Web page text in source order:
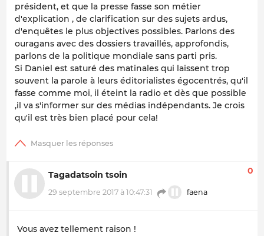
président, et que la presse fasse son métier
d'explication , de clarification sur des sujets ardus,
d'enquêtes le plus objectives possibles. Parlons des
ouragans avec des dossiers travaillés, approfondis,
parlons de la politique mondiale sans parti pris.
Si Daniel est saturé des matinales qui laissent trop
souvent la parole à leurs éditorialistes égocentrés, qu'il
fasse comme moi, il éteint la radio et dès que possible
,il va s'informer sur des médias indépendants. Je crois
qu'il est très bien placé pour cela!
Tagadatsoin tsoin
29 septembre 2017 à 10:47:31 faena
0
Vous avez tellement raison !